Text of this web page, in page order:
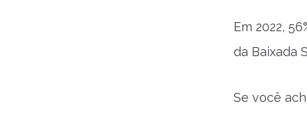
Em 2022,
da Baixada
Se você